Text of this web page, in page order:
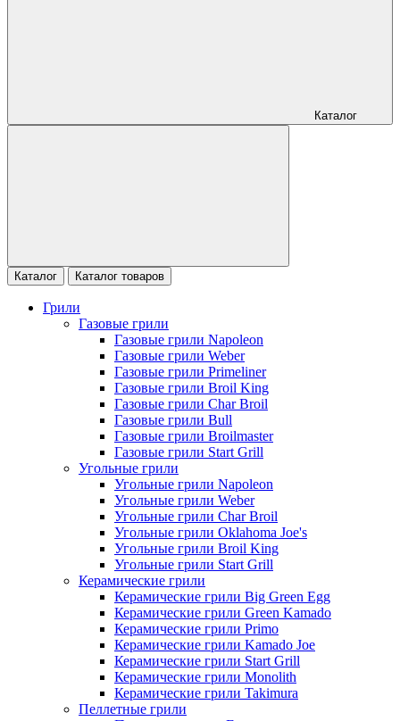
Каталог
Каталог Каталог товаров
Грили
Газовые грили
Газовые грили Napoleon
Газовые грили Weber
Газовые грили Primeliner
Газовые грили Broil King
Газовые грили Char Broil
Газовые грили Bull
Газовые грили Broilmaster
Газовые грили Start Grill
Угольные грили
Угольные грили Napoleon
Угольные грили Weber
Угольные грили Char Broil
Угольные грили Oklahoma Joe's
Угольные грили Broil King
Угольные грили Start Grill
Керамические грили
Керамические грили Big Green Egg
Керамические грили Green Kamado
Керамические грили Primo
Керамические грили Kamado Joe
Керамические грили Start Grill
Керамические грили Monolith
Керамические грили Takimura
Пеллетные грили